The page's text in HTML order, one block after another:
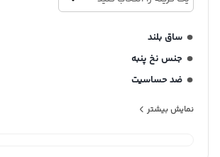
ساق بلند
جنس نخ پنبه
ضد حساسیت
نمایش بیشتر